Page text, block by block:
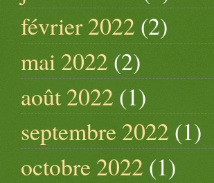
février 2022 (2)
mai 2022 (2)
août 2022 (1)
septembre 2022 (1)
octobre 2022 (1)